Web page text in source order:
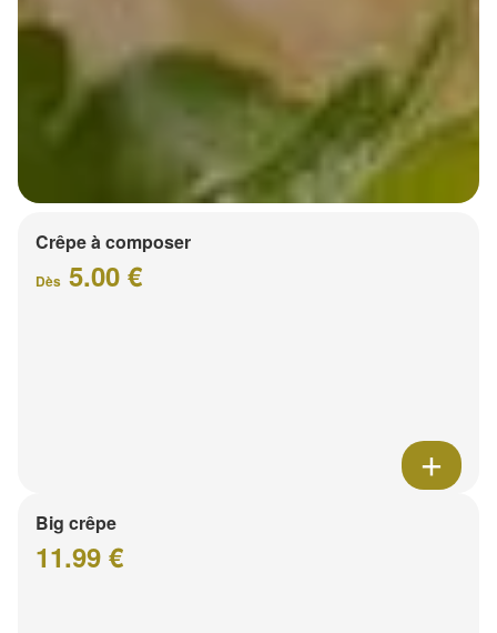
Crêpe à composer
Dès 5.00 €
Big crêpe
11.99 €